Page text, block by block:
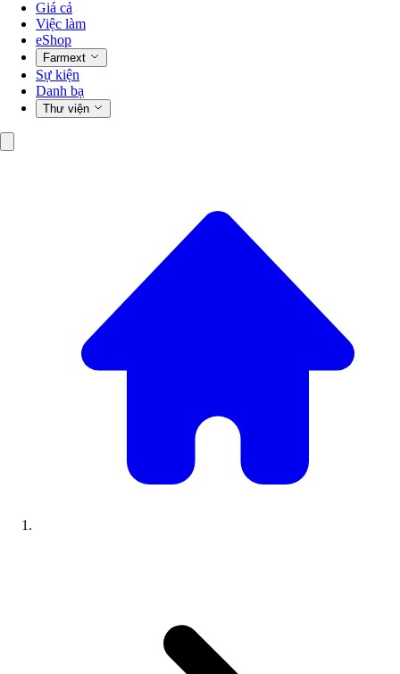
Giá cả
Việc làm
eShop
Farmext
Sự kiện
Danh bạ
Thư viện